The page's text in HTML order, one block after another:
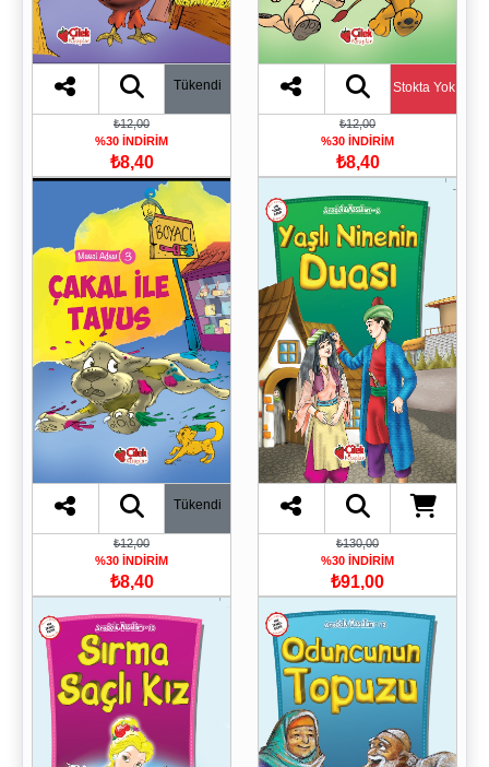
Tükendi
₺12,00
%30 İNDİRİM
₺8,40
Stokta Yok
₺12,00
%30 İNDİRİM
₺8,40
Tükendi
₺12,00
%30 İNDİRİM
₺8,40
₺130,00
%30 İNDİRİM
₺91,00